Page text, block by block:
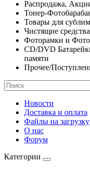
Распродажа,
Тонер-
Товары для
Чистящие
Фоторамки и
CD/DVD
памяти
Прочее/
Новости
Доставка и оплата
Файлы на загрузку
О нас
Форум
Категории